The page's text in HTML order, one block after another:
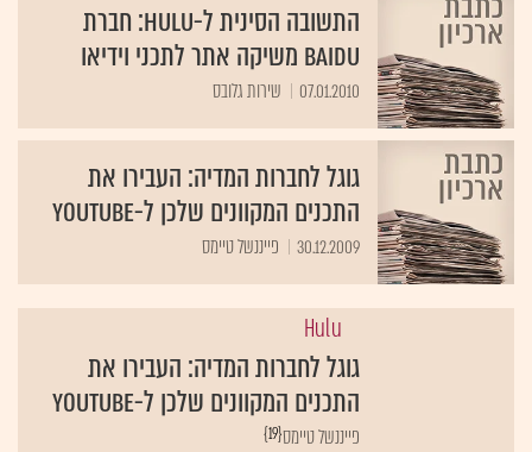
התשובה הסינית ל-Hulu: חברת
Baidu משיקה אתר לתכני וידיאו
07.01.2010 שירות גלובס
גוגל לחברות המדיה: העבירו את
התכנים המקוונים שלכן ל-YouTube
30.12.2009 פייננשל טיימס
Hulu
גוגל לחברות המדיה: העבירו את
התכנים המקוונים שלכן ל-YouTube
{19}פייננשל טיימס